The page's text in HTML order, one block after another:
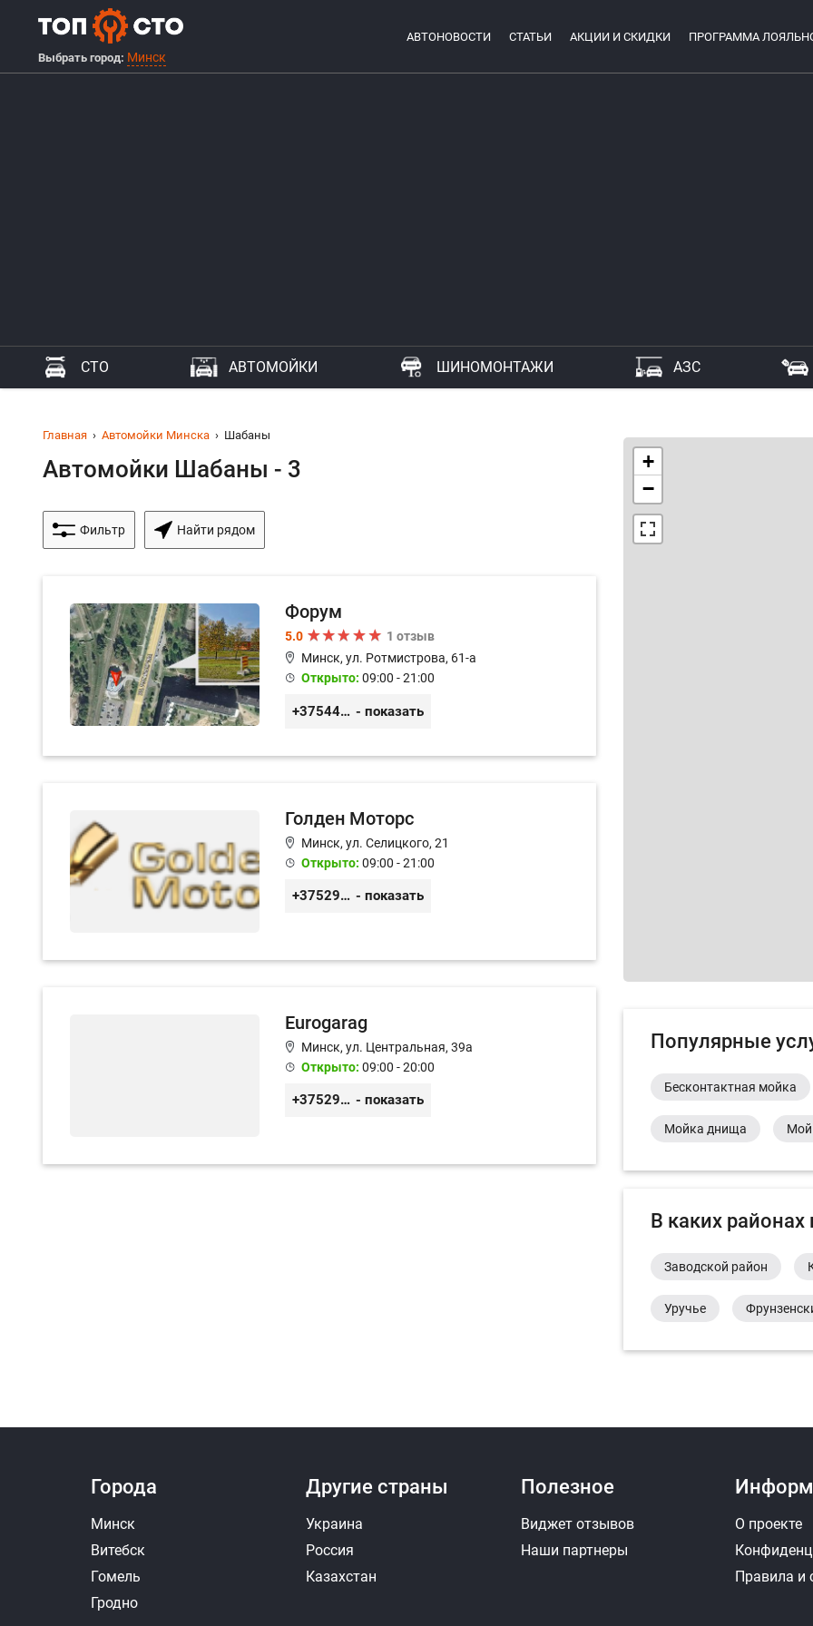
Выбрать город: Минск
АВТОНОВОСТИ СТАТЬИ АКЦИИ И СКИДКИ ПРОГРАММА
СТО АВТОМОЙКИ ШИНОМОНТАЖИ АЗС
Главная Автомойки Минска Шабаны
Автомойки Шабаны - 3
Фильтр Найти рядом
Форум
5.0
1 отзыв
Минск, ул. Ротмистрова, 61-а
Открыто: 09:00 - 21:00
+375445000222 - показать
Голден Моторс
Минск, ул. Селицкого, 21
Открыто: 09:00 - 21:00
+375293476655 - показать
Eurogarag
Минск, ул. Центральная, 39а
Открыто: 09:00 - 20:00
+375296523417 - показать
+
−
Популярные
Бесконтактная мойка
Мойка днища
В каких районах
Заводской район
Уручье
Города
Минск
Витебск
Гомель
Гродно
Другие страны
Украина
Россия
Казахстан
Полезное
Виджет отзывов
Наши партнеры
О проекте
Правила и